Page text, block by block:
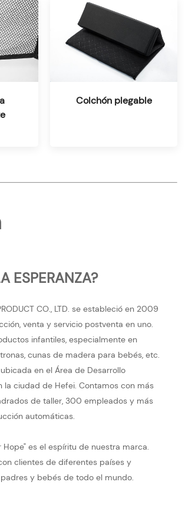
Colchón plegable
ESPERANZA?
CO., LTD. se estableció en 2009
venta y servicio postventa en uno.
infantiles, especialmente en
cunas de madera para bebés, etc.
en el Área de Desarrollo
la ciudad de Hefei. Contamos con más
de taller, 300 empleados y más
automáticas.
Hope" es el espíritu de nuestra marca.
clientes de diferentes países y
y bebés de todo el mundo.